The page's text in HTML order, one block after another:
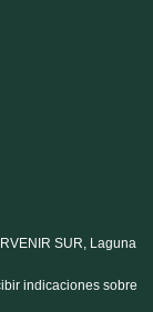
SUR, Laguna
indicaciones sobre